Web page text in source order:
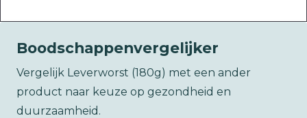
Boodschappenvergelijker
Vergelijk Leverworst (180g) met een ander
product naar keuze op gezondheid en
duurzaamheid.